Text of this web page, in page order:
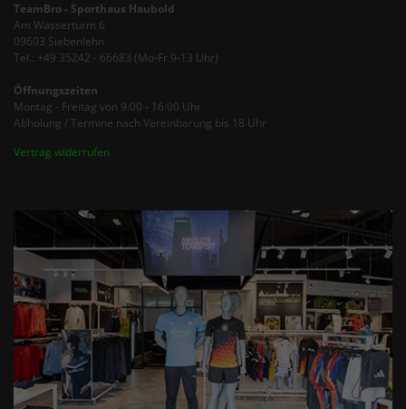
TeamBro - Sporthaus Haubold
Am Wasserturm 6
09603 Siebenlehn
Tel.: +49 35242 - 66683 (Mo-Fr 9-13 Uhr)
Öffnungszeiten
Montag - Freitag von 9:00 - 16:00 Uhr
Abholung / Termine nach Vereinbarung bis 18 Uhr
Vertrag widerrufen